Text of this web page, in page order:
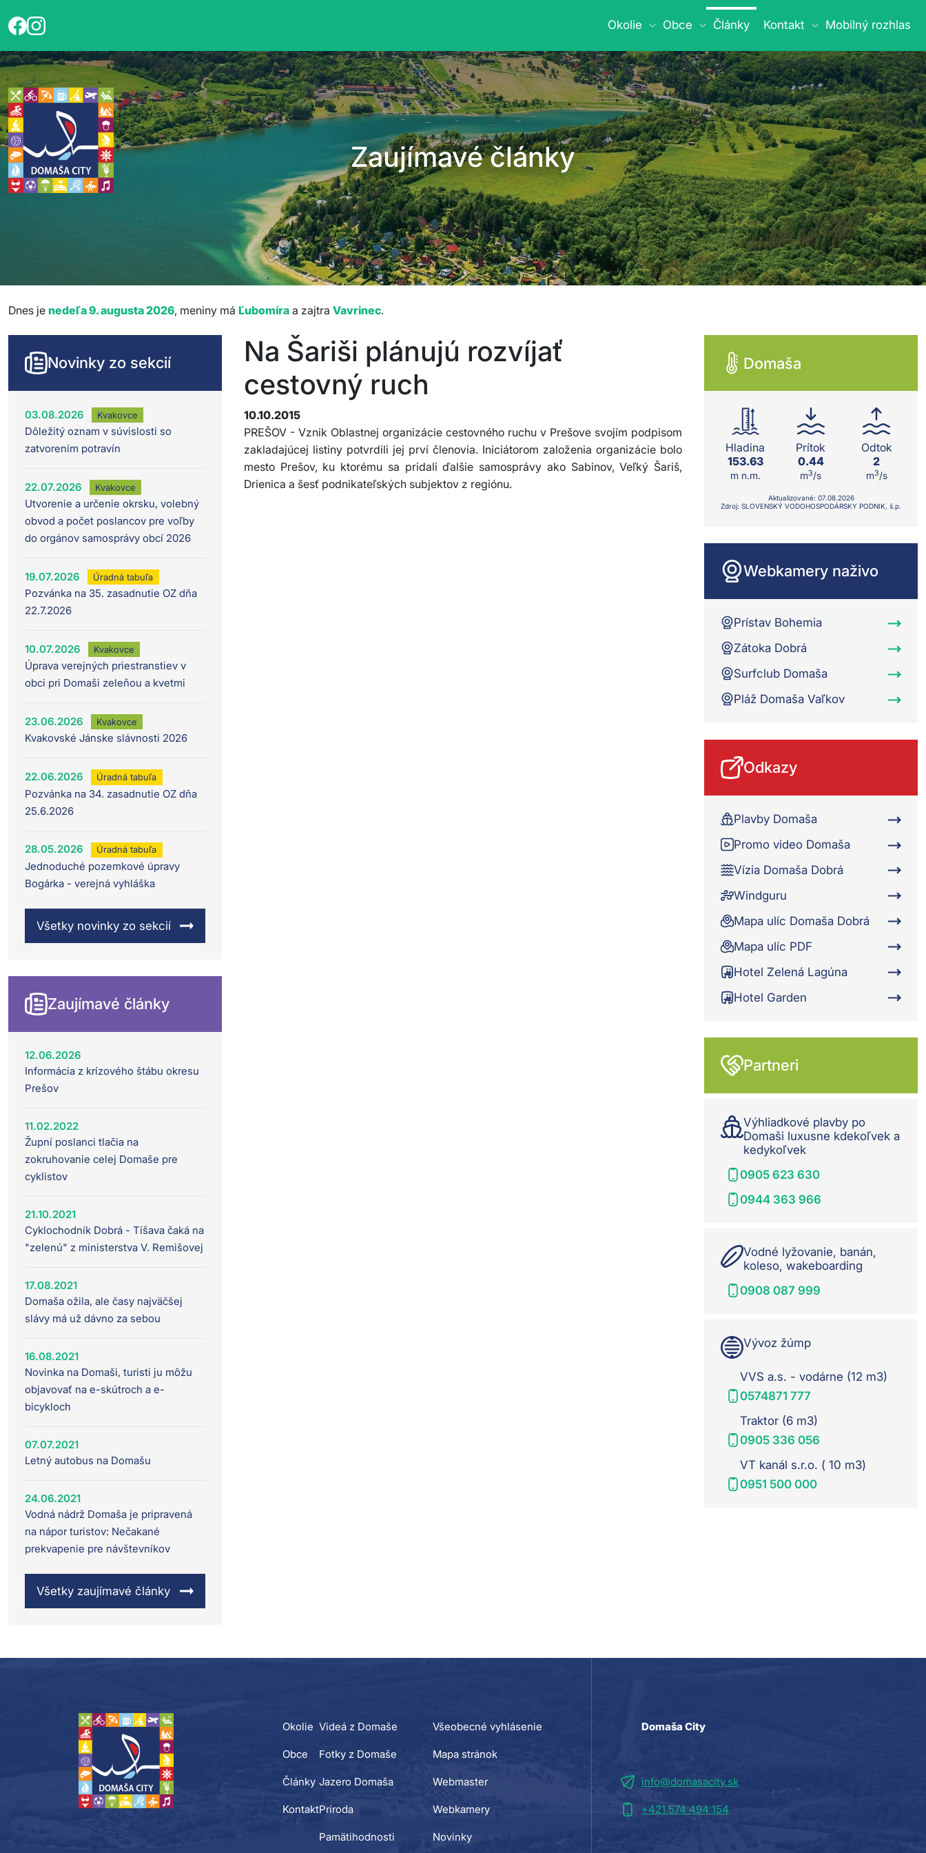
Okolie Obce Články Kontakt Mobilný rozhlas
Zaujímavé články
Dnes je nedeľa 9. augusta 2026, meniny má Ľubomíra a zajtra Vavrinec.
Novinky zo sekcií
03.08.2026 Kvakovce
Dôležitý oznam v súvislosti so
zatvorením potravín
22.07.2026 Kvakovce
Utvorenie a určenie okrsku, volebný
obvod a počet poslancov pre voľby
do orgánov samosprávy obcí 2026
19.07.2026 Úradná tabuľa
Pozvánka na 35. zasadnutie OZ dňa
22.7.2026
10.07.2026 Kvakovce
Úprava verejných priestranstiev v
obci pri Domaši zeleňou a kvetmi
23.06.2026 Kvakovce
Kvakovské Jánske slávnosti 2026
22.06.2026 Úradná tabuľa
Pozvánka na 34. zasadnutie OZ dňa
25.6.2026
28.05.2026 Úradná tabuľa
Jednoduché pozemkové úpravy
Bogárka - verejná vyhláška
Všetky novinky zo sekcií
Zaujímavé články
12.06.2026
Informácia z krízového štábu okresu
Prešov
11.02.2022
Župní poslanci tlačia na
zokruhovanie celej Domaše pre
cyklistov
21.10.2021
Cyklochodník Dobrá - Tíšava čaká na
"zelenú" z ministerstva V. Remišovej
17.08.2021
Domaša ožila, ale časy najväčšej
slávy má už dávno za sebou
16.08.2021
Novinka na Domaši, turisti ju môžu
objavovať na e-skútroch a e-
bicykloch
07.07.2021
Letný autobus na Domašu
24.06.2021
Vodná nádrž Domaša je pripravená
na nápor turistov: Nečakané
prekvapenie pre návštevníkov
Všetky zaujímavé články
Na Šariši plánujú rozvíjať
cestovný ruch
10.10.2015
PREŠOV - Vznik Oblastnej organizácie cestovného ruchu v Prešove svojím podpisom
zakladajúcej listiny potvrdili jej prví členovia. Iniciátorom založenia organizácie bolo
mesto Prešov, ku ktorému sa pridali ďalšie samosprávy ako Sabinov, Veľký Šariš,
Drienica a šesť podnikateľských subjektov z regiónu.
Domaša
Hladina
153.63
m n.m.
Prítok
0.44
m3/s
Odtok
2
m3/s
Aktualizované: 07.08.2026
Zdroj: SLOVENSKÝ VODOHOSPODÁRSKY PODNIK, š.p.
Webkamery naživo
Prístav Bohemia
Zátoka Dobrá
Surfclub Domaša
Pláž Domaša Vaľkov
Odkazy
Plavby Domaša
Promo video Domaša
Vízia Domaša Dobrá
Windguru
Mapa ulíc Domaša Dobrá
Mapa ulíc PDF
Hotel Zelená Lagúna
Hotel Garden
Partneri
Výhliadkové plavby po
Domaši luxusne kdekoľvek a
kedykoľvek
0905 623 630
0944 363 966
Vodné lyžovanie, banán,
koleso, wakeboarding
0908 087 999
Vývoz žúmp
VVS a.s. - vodárne (12 m3)
0574871 777
Traktor (6 m3)
0905 336 056
VT kanál s.r.o. ( 10 m3)
0951 500 000
Okolie
Obce
Články
Kontakt
Videá z Domaše
Fotky z Domaše
Jazero Domaša
Príroda
Pamätihodnosti
Všeobecné vyhlásenie
Mapa stránok
Webmaster
Webkamery
Novinky
Domaša City
info@domasacity.sk
+421 574 494 154